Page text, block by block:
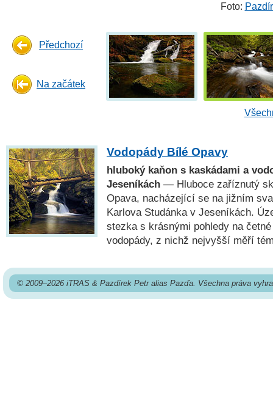
Foto:
Předchozí
Na začátek
Vodopády Bílé Opavy
hluboký kaňon s kaskádami a
Jeseníkách — Hluboce zaříznutý
Opava, nacházející se na jižním
Karlova Studánka v Jeseníkách.
stezka s krásnými pohledy na
vodopády, z nichž nejvyšší měří
© 2009–2026 iTRAS & Pazdírek Petr alias Pazďa. Všechna práva